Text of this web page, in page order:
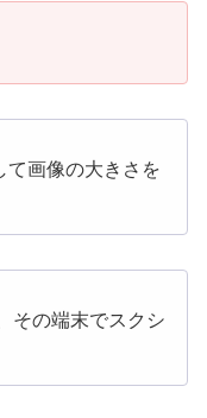
て画像の大きさを
その端末でスクシ